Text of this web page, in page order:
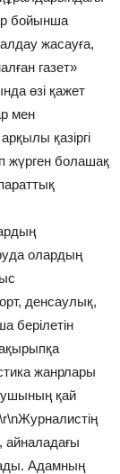
бойынша
жасауға,
газет»
өзі қажет
мен
қазіргі
жүрген болашақ
олардың
денсаулық,
берілетін
жанрлары
қай
айналадағы
Адамның